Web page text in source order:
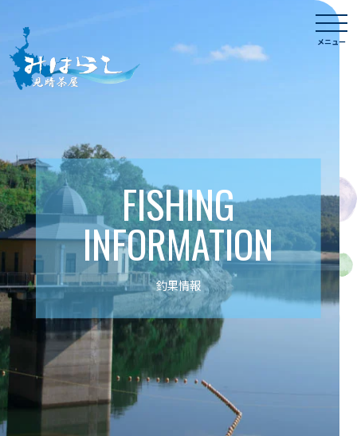
content
メニュー
FISHING
INFORMATION
釣果情報